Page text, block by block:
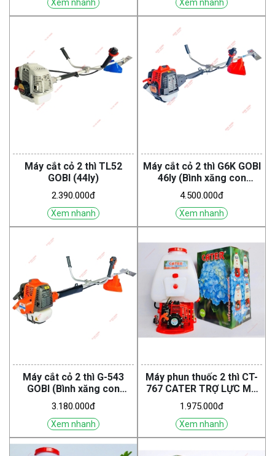
Xem nhanh Xem nhanh
Máy cắt cỏ 2 thì TL52
GOBI (44ly)
2.390.000đ
Xem nhanh
Máy cắt cỏ 2 thì G6K GOBI
46ly (Bình xăng con
Walbro)
4.500.000đ
Xem nhanh
Máy cắt cỏ 2 thì G-543
GOBI (Bình xăng con
Walbro )
3.180.000đ
Xem nhanh
Máy phun thuốc 2 thì CT-
767 CATER TRỢ LỰC MÁ
VUÔNG
1.975.000đ
Xem nhanh